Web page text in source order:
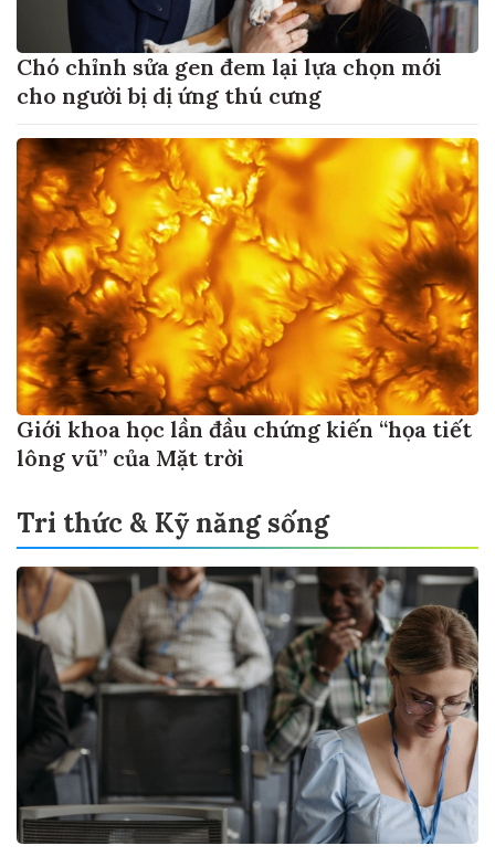
Chó chỉnh sửa gen đem lại lựa chọn mới
cho người bị dị ứng thú cưng
Giới khoa học lần đầu chứng kiến “họa tiết
lông vũ” của Mặt trời
Tri thức & Kỹ năng sống